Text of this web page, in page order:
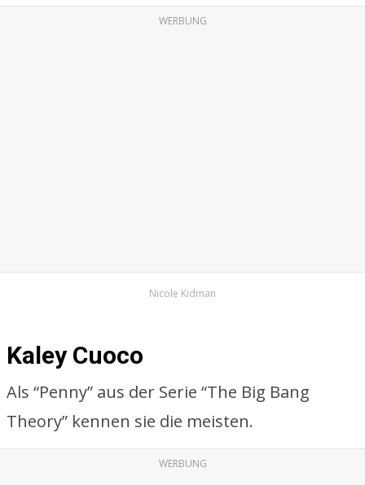
WERBUNG
Nicole Kidman
Kaley Cuoco
Als “Penny” aus der Serie “The Big Bang
Theory” kennen sie die meisten.
WERBUNG